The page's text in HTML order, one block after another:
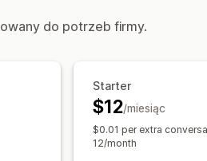
do potrzeb firmy.
Starter
$12/miesiąc
$0.01 per extra
12/month